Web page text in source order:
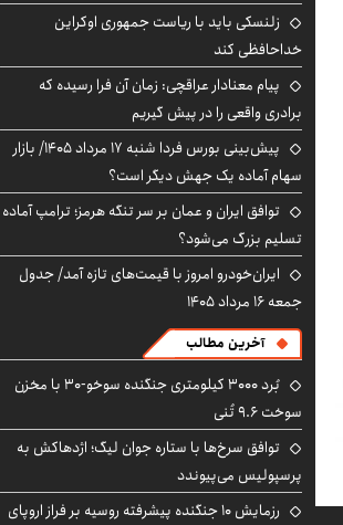
زلنسکی باید با ریاست جمهوری اوکراین
خداحافظی کند
پیام معنادار عراقچی: زمان آن فرا رسیده که
برادری واقعی را در پیش گیریم
پیش‌بینی بورس فردا شنبه ۱۷ مرداد ۱۴۰۵/ بازار
سهام آماده یک جهش دیگر است؟
توافق ایران و عمان بر سر تنگه هرمز؛ ترامپ آماده
تسلیم بزرگ می‌شود؟
ایران‌خودرو امروز با قیمت‌های تازه آمد/ جدول
جمعه ۱۶ مرداد ۱۴۰۵
آخرین مطالب
بُرد ۳۰۰۰ کیلومتری جنگنده سوخو-۳۰ با مخزن
سوخت ۹.۶ تُنی
توافق سرخ‌ها با ستاره جوان لیگ؛ اژدهاکش به
پرسپولیس می‌پیوندد
رزمایش ۱۰ جنگنده پیشرفته روسیه بر فراز اروپای